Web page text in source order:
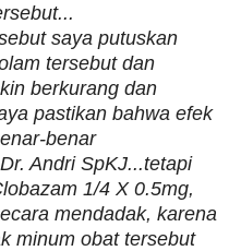
saya putuskan
tersebut dan
berkurang dan
pastikan bahwa efek
benar
Andri SpKJ...tetapi
1/4 X 0.5mg,
mendadak, karena
minum obat tersebut